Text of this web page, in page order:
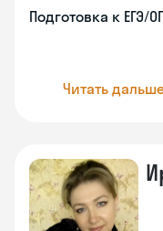
Подготовка к ЕГЭ/
Читать